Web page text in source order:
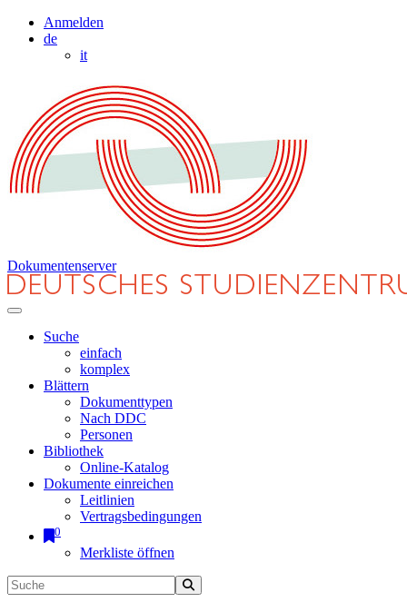
Anmelden
de
it
Dokumentenserver
Suche
einfach
komplex
Blättern
Dokumenttypen
Nach DDC
Personen
Bibliothek
Online-Katalog
Dokumente einreichen
Leitlinien
Vertragsbedingungen
0
Merkliste öffnen